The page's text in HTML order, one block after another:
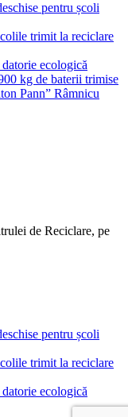
pentru școli
trimit la reciclare
ecologică
kg de baterii trimise
Pann” Râmnicu
de Reciclare, pe
pentru școli
trimit la reciclare
ecologică